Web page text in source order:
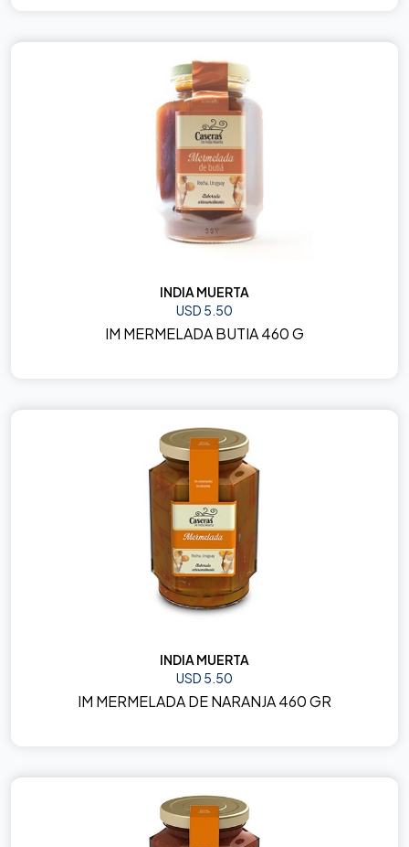
INDIA MUERTA
USD 5.50
IM MERMELADA BUTIA 460 G
INDIA MUERTA
USD 5.50
IM MERMELADA DE NARANJA 460 GR